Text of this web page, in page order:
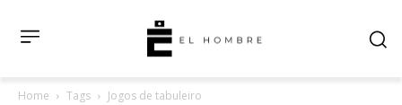
Home Tags Jogos de tabuleiro